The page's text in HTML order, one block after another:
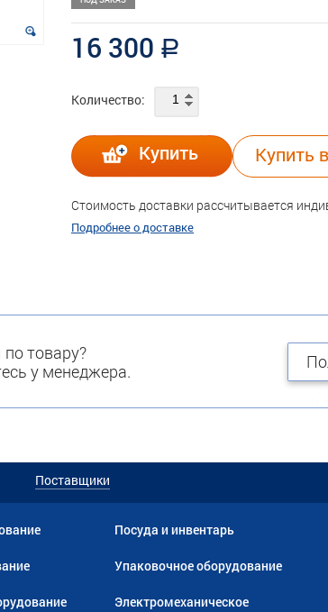
16 300 a
Количество:
Купить Купить
Стоимость доставки рассчитывается
Подробнее о доставке
товару?
у менеджера.
Поставщики
Посуда и инвентарь
Упаковочное оборудование
Электромеханическое